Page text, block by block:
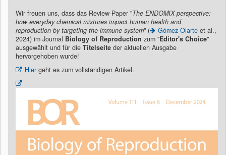
Wir freuen uns, dass das Review-Paper "The ENDOMIX perspective:
how everyday chemical mixtures impact human health and
reproduction by targeting the immune system" ( Gómez-Olarte et al.,
2024) im Journal Biology of Reproduction zum "Editor's Choice"
ausgewählt und für die Titelseite der aktuellen Ausgabe
hervorgehoben wurde!
Hier geht es zum vollständigen Artikel.